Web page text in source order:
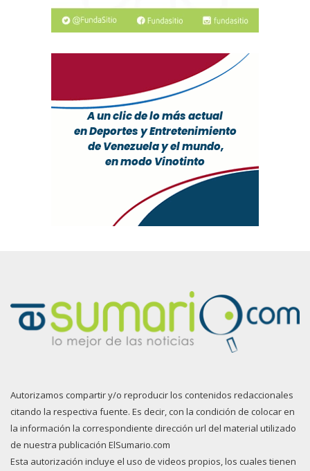
Autorizamos compartir y/o reproducir los contenidos redaccionales
citando la respectiva fuente. Es decir, con la condición de colocar en
la información la correspondiente dirección url del material utilizado
de nuestra publicación ElSumario.com
Esta autorización incluye el uso de videos propios, los cuales tienen